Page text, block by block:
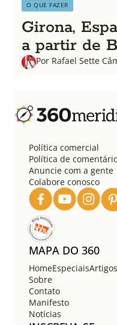
O QUE FAZER
Girona,
a partir de
Por Rafael Sette
Política comercial
Política de
Anuncie com a gente
Colabore conosco
MAPA DO 360
HomeEspeciaisArtigos
Sobre
Contato
Manifesto
Notícias